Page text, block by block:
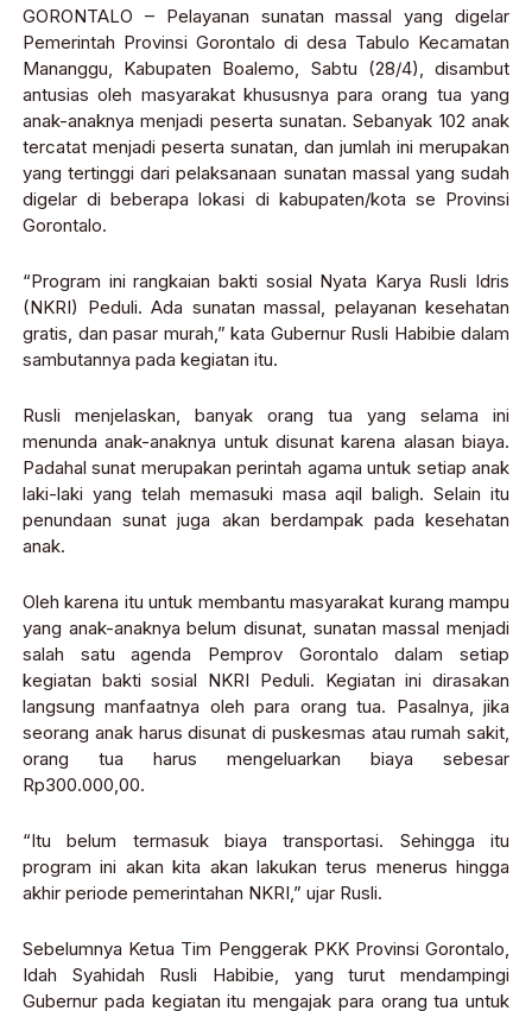
GORONTALO – Pelayanan sunatan massal yang digelar
Pemerintah Provinsi Gorontalo di desa Tabulo Kecamatan
Mananggu, Kabupaten Boalemo, Sabtu (28/4), disambut
antusias oleh masyarakat khususnya para orang tua yang
anak-anaknya menjadi peserta sunatan. Sebanyak 102 anak
tercatat menjadi peserta sunatan, dan jumlah ini merupakan
yang tertinggi dari pelaksanaan sunatan massal yang sudah
digelar di beberapa lokasi di kabupaten/kota se Provinsi
Gorontalo.
“Program ini rangkaian bakti sosial Nyata Karya Rusli Idris
(NKRI) Peduli. Ada sunatan massal, pelayanan kesehatan
gratis, dan pasar murah,” kata Gubernur Rusli Habibie dalam
sambutannya pada kegiatan itu.
Rusli menjelaskan, banyak orang tua yang selama ini
menunda anak-anaknya untuk disunat karena alasan biaya.
Padahal sunat merupakan perintah agama untuk setiap anak
laki-laki yang telah memasuki masa aqil baligh. Selain itu
penundaan sunat juga akan berdampak pada kesehatan
anak.
Oleh karena itu untuk membantu masyarakat kurang mampu
yang anak-anaknya belum disunat, sunatan massal menjadi
salah satu agenda Pemprov Gorontalo dalam setiap
kegiatan bakti sosial NKRI Peduli. Kegiatan ini dirasakan
langsung manfaatnya oleh para orang tua. Pasalnya, jika
seorang anak harus disunat di puskesmas atau rumah sakit,
orang tua harus mengeluarkan biaya sebesar
Rp300.000,00.
“Itu belum termasuk biaya transportasi. Sehingga itu
program ini akan kita akan lakukan terus menerus hingga
akhir periode pemerintahan NKRI,” ujar Rusli.
Sebelumnya Ketua Tim Penggerak PKK Provinsi Gorontalo,
Idah Syahidah Rusli Habibie, yang turut mendampingi
Gubernur pada kegiatan itu mengajak para orang tua untuk